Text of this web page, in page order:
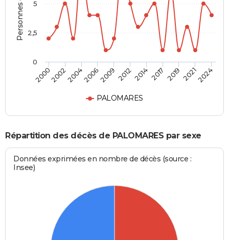
PALOMARES
20002002200420062009 20122014 2017 2019 20212024
0
2,5
5
Répartition des décès de PALOMARES par sexe
Données exprimées en nombre de décès (source :
Insee)